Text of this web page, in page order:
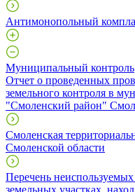
Антимонопольный
Муниципальный контроль
Отчет о проведенных
земельного контроля в
"Смоленский район"
Смоленская
Смоленской области
Перечень
земельных участках,